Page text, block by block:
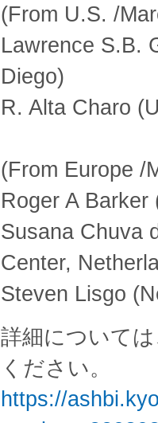
(From U.S. /
Lawrence S.B.
Diego)
R. Alta Charo
(From Europe /
Roger A
Susana Chuva
Center,
Steven Lisgo
詳細について
ください。
https://